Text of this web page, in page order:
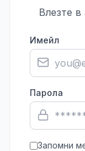
Влезте
Имейл
Парола
Запомни